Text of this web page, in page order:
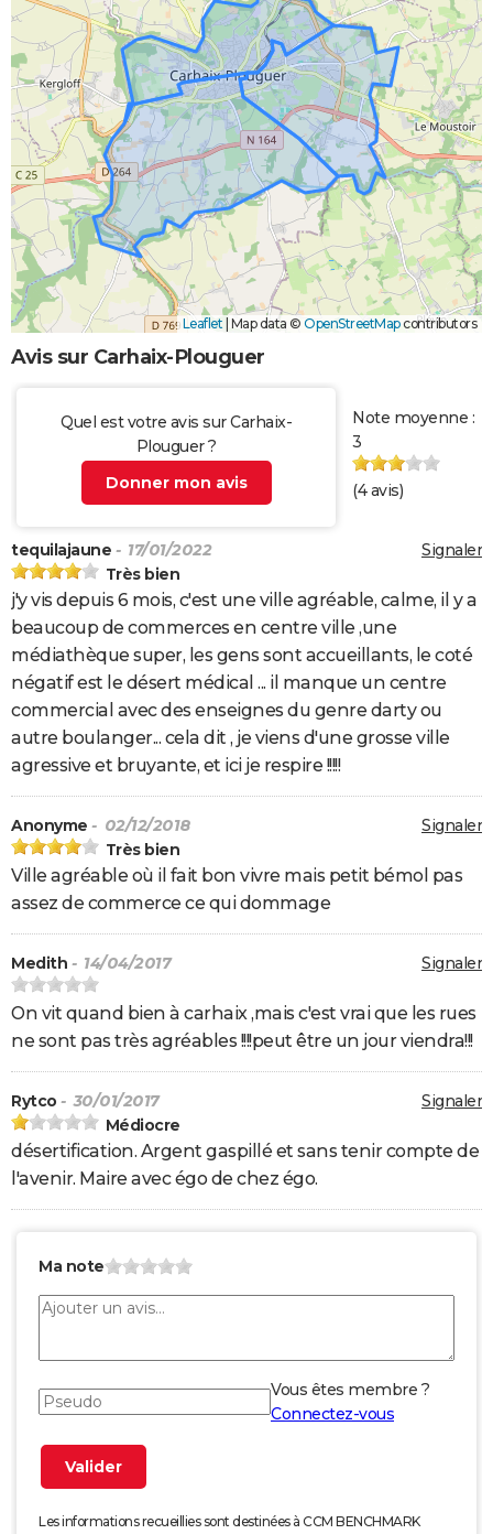
Leaflet Map data © OpenStreetMapcontributors
Avis sur Carhaix-Plouguer
Quel est votre avis sur Carhaix-
Plouguer ?
Donner mon avis
Note moyenne :
3
(4avis)
Signaler
tequilajaune - 17/01/2022
Très bien
j'y vis depuis 6 mois, c'est une ville agréable, calme, il y a
beaucoup de commerces en centre ville ,une
médiathèque super, les gens sont accueillants, le coté
négatif est le désert médical ... il manque un centre
commercial avec des enseignes du genre darty ou
autre boulanger... cela dit , je viens d'une grosse ville
agressive et bruyante, et ici je respire !!!!!
Signaler
Anonyme - 02/12/2018
Très bien
Ville agréable où il fait bon vivre mais petit bémol pas
assez de commerce ce qui dommage
Signaler
Medith - 14/04/2017
On vit quand bien à carhaix ,mais c'est vrai que les rues
ne sont pas très agréables !!!!peut être un jour viendra!!!
Signaler
Rytco - 30/01/2017
Médiocre
désertification. Argent gaspillé et sans tenir compte de
l'avenir. Maire avec égo de chez égo.
Ma note
Vous êtes membre ?
Connectez-vous
Les informations recueillies sont destinées à CCM BENCHMARK